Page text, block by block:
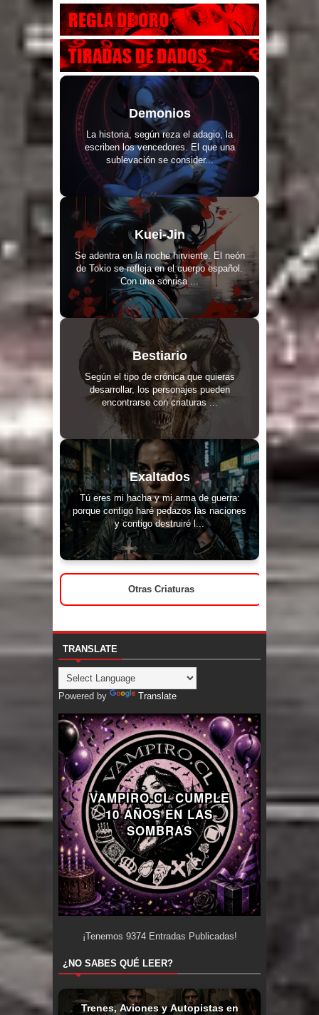
Demonios
La historia, según reza el adagio, la
escriben los vencedores. El que una
sublevación se consider...
Kuei-Jin
Se adentra en la noche hirviente. El neón
de Tokio se refleja en el cuerpo español.
Con una sonrisa ...
Bestiario
Según el tipo de crónica que quieras
desarrollar, los personajes pueden
encontrarse con criaturas ...
Exaltados
Tú eres mi hacha y mi arma de guerra:
porque contigo haré pedazos las naciones
y contigo destruiré l...
Otras Criaturas
TRANSLATE
Powered by Translate
VAMPIRO.CL CUMPLE
10 AÑOS EN LAS
SOMBRAS
¡Tenemos 9374Entradas Publicadas!
¿NO SABES QUÉ LEER?
Trenes, Aviones y Autopistas en